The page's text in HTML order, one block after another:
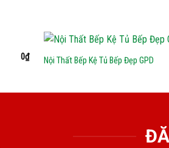
0₫ Nội Thất Bếp Kệ Tủ Bếp Đẹp GPD